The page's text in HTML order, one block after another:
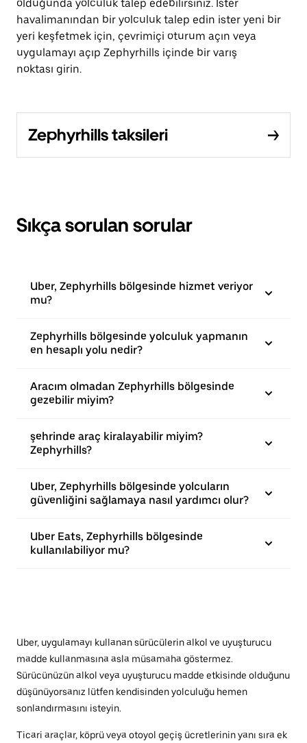
olduğunda yolculuk talep edebilirsiniz. İster
havalimanından bir yolculuk talep edin ister yeni bir
yeri keşfetmek için, çevrimiçi oturum açın veya
uygulamayı açıp Zephyrhills içinde bir varış
noktası girin.
Zephyrhills taksileri
Sıkça sorulan sorular
Uber, Zephyrhills bölgesinde hizmet veriyor
mu?
Zephyrhills bölgesinde yolculuk yapmanın
en hesaplı yolu nedir?
Aracım olmadan Zephyrhills bölgesinde
gezebilir miyim?
şehrinde araç kiralayabilir miyim?
Zephyrhills?
Uber, Zephyrhills bölgesinde yolcuların
güvenliğini sağlamaya nasıl yardımcı olur?
Uber Eats, Zephyrhills bölgesinde
kullanılabiliyor mu?
Uber, uygulamayı kullanan sürücülerin alkol ve uyuşturucu
madde kullanmasına asla müsamaha göstermez.
Sürücünüzün alkol veya uyuşturucu madde etkisinde olduğunu
düşünüyorsanız lütfen kendisinden yolculuğu hemen
sonlandırmasını isteyin.
Ticari araçlar, köprü veya otoyol geçiş ücretlerinin yanı sıra ek